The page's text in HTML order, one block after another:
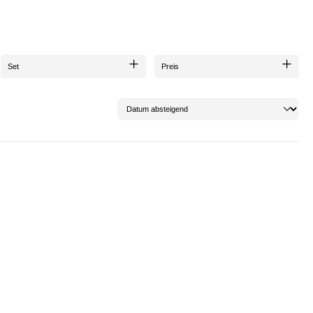
erwerben. Viel Spaß beim shoppen!
Set Preis